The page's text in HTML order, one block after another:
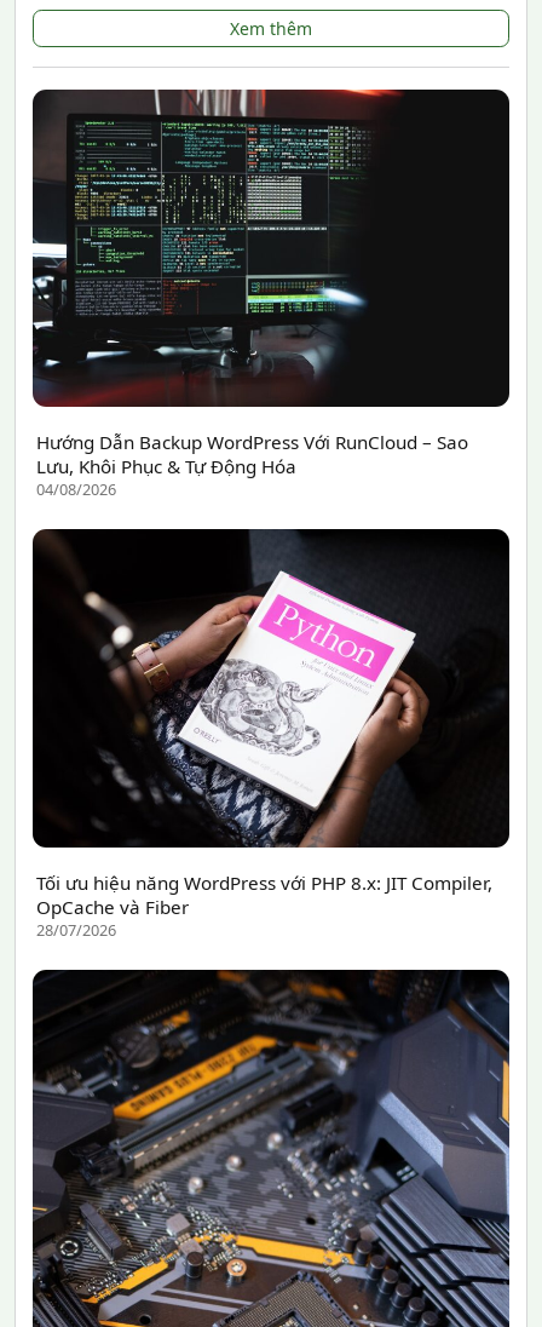
Xem thêm
Hướng Dẫn Backup WordPress Với RunCloud – Sao
Lưu, Khôi Phục & Tự Động Hóa
04/08/2026
Tối ưu hiệu năng WordPress với PHP 8.x: JIT Compiler,
OpCache và Fiber
28/07/2026